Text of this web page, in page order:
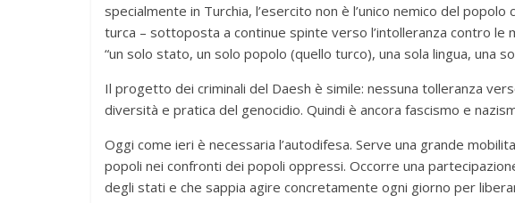
specialmente in Turchia, l’esercito non è l’unico nemico del
turca – sottoposta a continue spinte verso l’intolleranza contro le
“un solo stato, un solo popolo (quello turco), una sola lingua, una
Il progetto dei criminali del Daesh è simile: nessuna tolleranza
diversità e pratica del genocidio. Quindi è ancora fascismo e
Oggi come ieri è necessaria l’autodifesa. Serve una grande
popoli nei confronti dei popoli oppressi. Occorre una
degli stati e che sappia agire concretamente ogni giorno per